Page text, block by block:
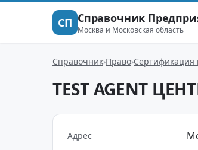
СП Справочник
Москва и Московская область
Справочник Право Сертификация
TEST AGENT
Адрес